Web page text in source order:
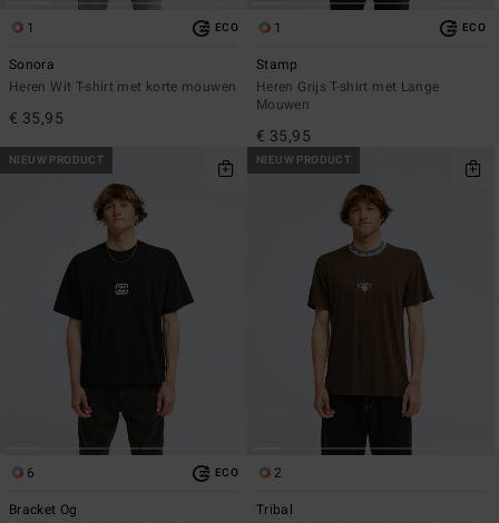
1 ECO
Sonora
Heren Wit T-shirt met korte mouwen
€ 35,95
1 ECO
Stamp
Heren Grijs T-shirt met Lange
Mouwen
€ 35,95
NIEUW PRODUCT
6 ECO
Bracket Og
NIEUW PRODUCT
2
Tribal